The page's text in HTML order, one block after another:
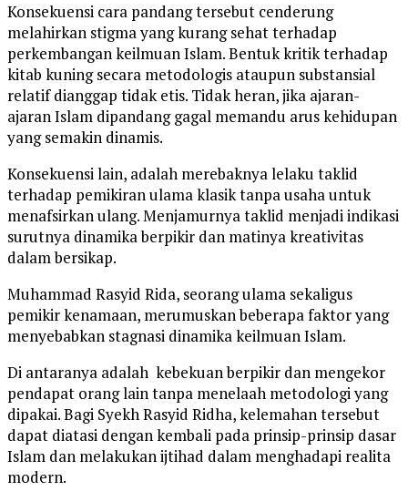
Konsekuensi cara pandang tersebut cenderung
melahirkan stigma yang kurang sehat terhadap
perkembangan keilmuan Islam. Bentuk kritik terhadap
kitab kuning secara metodologis ataupun substansial
relatif dianggap tidak etis. Tidak heran, jika ajaran-
ajaran Islam dipandang gagal memandu arus kehidupan
yang semakin dinamis.
Konsekuensi lain, adalah merebaknya lelaku taklid
terhadap pemikiran ulama klasik tanpa usaha untuk
menafsirkan ulang. Menjamurnya taklid menjadi indikasi
surutnya dinamika berpikir dan matinya kreativitas
dalam bersikap.
Muhammad Rasyid Rida, seorang ulama sekaligus
pemikir kenamaan, merumuskan beberapa faktor yang
menyebabkan stagnasi dinamika keilmuan Islam.
Di antaranya adalah kebekuan berpikir dan mengekor
pendapat orang lain tanpa menelaah metodologi yang
dipakai. Bagi Syekh Rasyid Ridha, kelemahan tersebut
dapat diatasi dengan kembali pada prinsip-prinsip dasar
Islam dan melakukan ijtihad dalam menghadapi realita
modern.